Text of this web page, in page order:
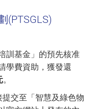
(PTSGLS)
訓基金」的預先核准
學費資助，獲發還
。
交至「智慧及綠色物